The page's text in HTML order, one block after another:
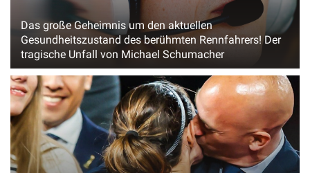
Das große Geheimnis um den aktuellen
Gesundheitszustand des berühmten Rennfahrers! Der
tragische Unfall von Michael Schumacher